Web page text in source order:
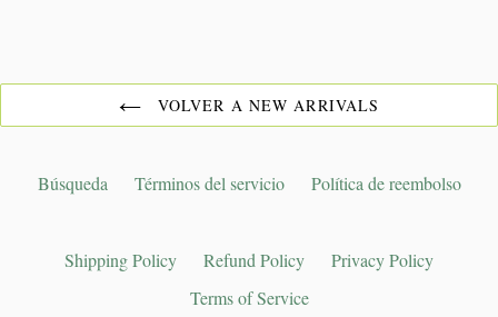
VOLVER A NEW ARRIVALS
Búsqueda Términos del servicio Política de reembolso
Shipping Policy Refund Policy
Privacy Policy
Terms of Service